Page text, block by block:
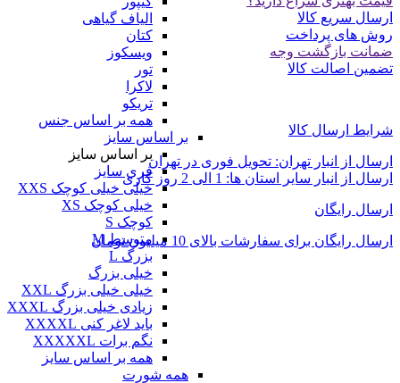
الیاف گیاهی
کتان
ویسکوز
تور
لاکرا
تریکو
همه بر اساس جنس
بر اساس سایز
بر اساس سایز
فری سایز
خیلی خیلی کوچک XXS
خیلی کوچک XS
کوچک S
متوسط M
بزرگ L
خیلی بزرگ
خیلی خیلی بزرگ XXL
زیادی خیلی بزرگ XXXL
باید لاغر کنی XXXXL
نگم برات XXXXXL
همه بر اساس سایز
همه شورت
ارسال سریع کالا
روش های پرداخت
ضمانت بازگشت وجه
تضمین اصالت کالا
شرایط ارسال کالا
ارسال از انبار تهران: تحویل فوری در تهران
ارسال از انبار سایر استان ها: 1 الی 2 روز کاری
ارسال رایگان
ارسال رایگان برای سفارشات بالای 10 میلیون تومان